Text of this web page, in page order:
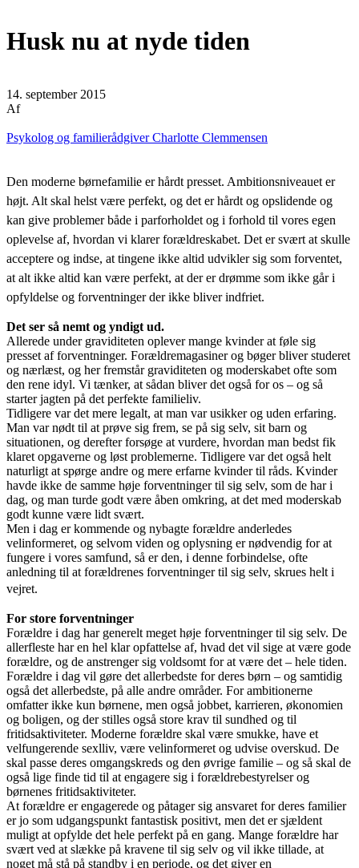
Husk nu at nyde tiden
14. september 2015
Af
Psykolog og familierådgiver Charlotte Clemmensen
Den moderne børnefamilie er hårdt presset. Ambitionsniveauet er
højt. Alt skal helst være perfekt, og det er hårdt og opslidende og
kan give problemer både i parforholdet og i forhold til vores egen
oplevelse af, hvordan vi klarer forældreskabet. Det er svært at skulle
acceptere og indse, at tingene ikke altid udvikler sig som forventet,
at alt ikke altid kan være perfekt, at der er drømme som ikke går i
opfyldelse og forventninger der ikke bliver indfriet.
Det ser så nemt og yndigt ud.
Allerede under graviditeten oplever mange kvinder at føle sig
presset af forventninger. Forældremagasiner og bøger bliver studeret
og nærlæst, og her fremstår graviditeten og moderskabet ofte som
den rene idyl. Vi tænker, at sådan bliver det også for os – og så
starter jagten på det perfekte familieliv.
Tidligere var det mere legalt, at man var usikker og uden erfaring.
Man var nødt til at prøve sig frem, se på sig selv, sit barn og
situationen, og derefter forsøge at vurdere, hvordan man bedst fik
klaret opgaverne og løst problemerne. Tidligere var det også helt
naturligt at spørge andre og mere erfarne kvinder til råds. Kvinder
havde ikke de samme høje forventninger til sig selv, som de har i
dag, og man turde godt være åben omkring, at det med moderskab
godt kunne være lidt svært.
Men i dag er kommende og nybagte forældre anderledes
velinformeret, og selvom viden og oplysning er nødvendig for at
fungere i vores samfund, så er den, i denne forbindelse, ofte
anledning til at forældrenes forventninger til sig selv, skrues helt i
vejret.
For store forventninger
Forældre i dag har generelt meget høje forventninger til sig selv. De
allerfleste har en hel klar opfattelse af, hvad det vil sige at være gode
forældre, og de anstrenger sig voldsomt for at være det – hele tiden.
Forældre i dag vil gøre det allerbedste for deres børn – og samtidig
også det allerbedste, på alle andre områder. For ambitionerne
omfatter ikke kun børnene, men også jobbet, karrieren, økonomien
og boligen, og der stilles også store krav til sundhed og til
fritidsaktiviteter. Moderne forældre skal være smukke, have et
velfungerende sexlliv, være velinformeret og udvise overskud. De
skal passe deres omgangskreds og den øvrige familie – og så skal de
også lige finde tid til at engagere sig i forældrebestyrelser og
børnenes fritidsaktiviteter.
At forældre er engagerede og påtager sig ansvaret for deres familier
er jo som udgangspunkt fantastisk positivt, men det er sjældent
muligt at opfylde det hele perfekt på en gang. Mange forældre har
svært ved at slække på kravene til sig selv og vil ikke tillade, at
noget må stå på standby i en periode, og det giver en